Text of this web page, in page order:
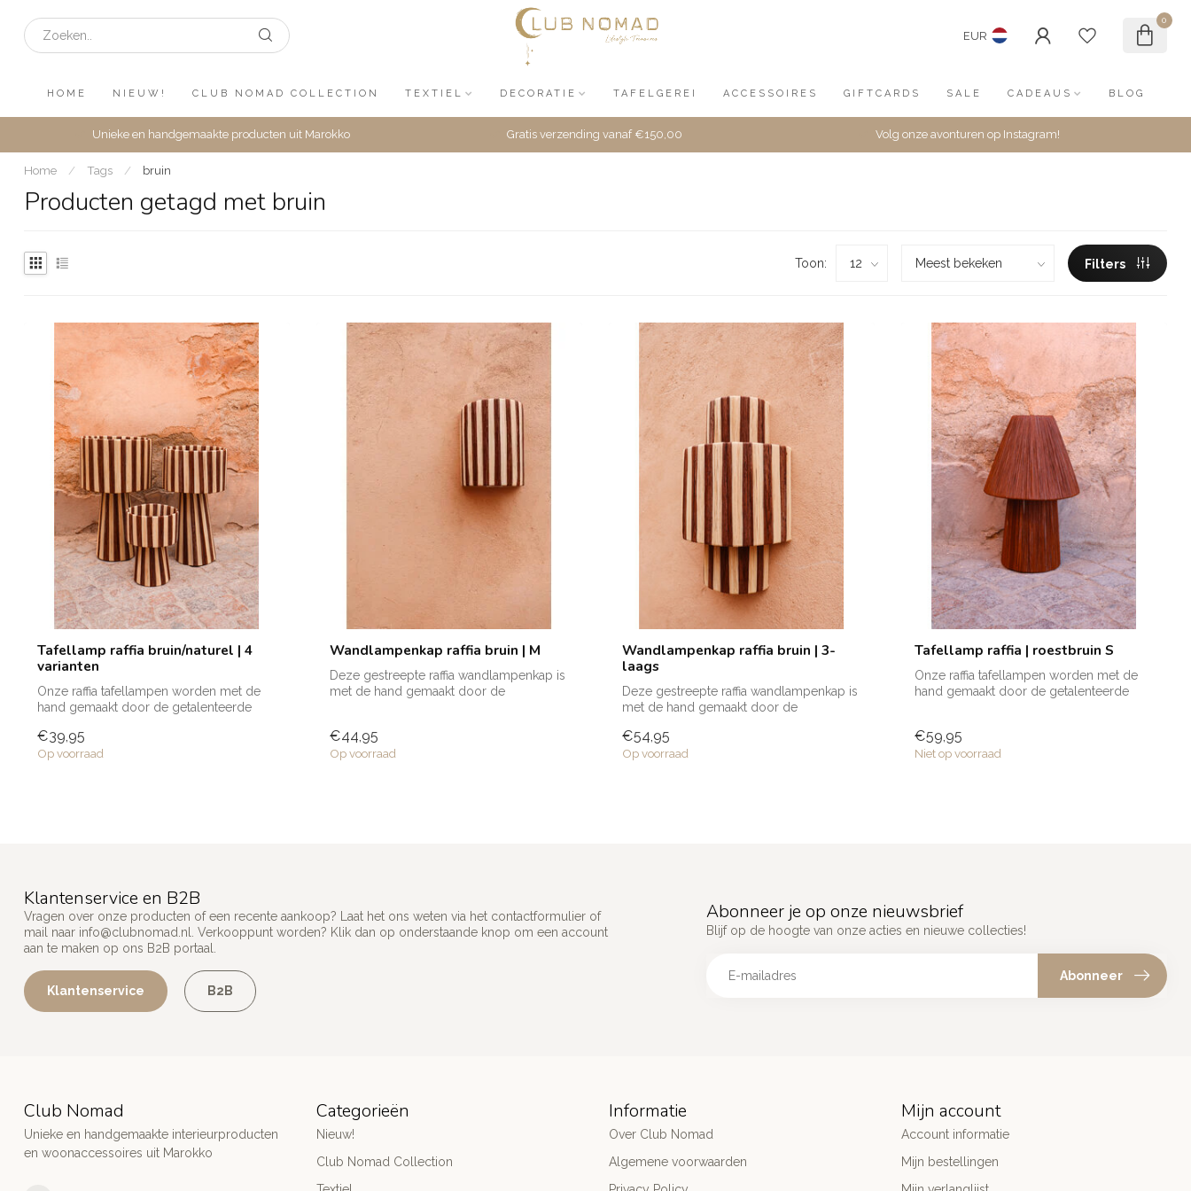
EUR
0
HOME NIEUW! CLUB NOMAD COLLECTION TEXTIEL DECORATIE TAFELGEREI ACCESSOIRES GIFTCARDS SALE CADEAUS BLOG
Unieke en handgemaakte producten uit Marokko Gratis verzending vanaf €150,00 Volg onze avonturen op Instagram!
Home / Tags / bruin
Producten getagd met bruin
Toon: Filters
Tafellamp raffia bruin/naturel | 4
varianten
Onze raffia tafellampen worden met de
hand gemaakt door de getalenteerde
€39,95
Op voorraad
Wandlampenkap raffia bruin | M
Deze gestreepte raffia wandlampenkap is
met de hand gemaakt door de
€44,95
Op voorraad
Wandlampenkap raffia bruin | 3-
laags
Deze gestreepte raffia wandlampenkap is
met de hand gemaakt door de
€54,95
Op voorraad
Tafellamp raffia | roestbruin S
Onze raffia tafellampen worden met de
hand gemaakt door de getalenteerde
€59,95
Niet op voorraad
Klantenservice en B2B
Vragen over onze producten of een recente aankoop? Laat het ons weten via het contactformulier of
mail naar info@clubnomad.nl . Verkooppunt worden? Klik dan op onderstaande knop om een account
aan te maken op ons B2B portaal.
Klantenservice B2B
Abonneer je op onze nieuwsbrief
Blijf op de hoogte van onze acties en nieuwe collecties!
Abonneer
Club Nomad
Unieke en handgemaakte interieurproducten
en woonaccessoires uit Marokko
Categorieën
Nieuw!
Club Nomad Collection
Informatie
Over Club Nomad
Algemene voorwaarden
Mijn account
Account informatie
Mijn bestellingen